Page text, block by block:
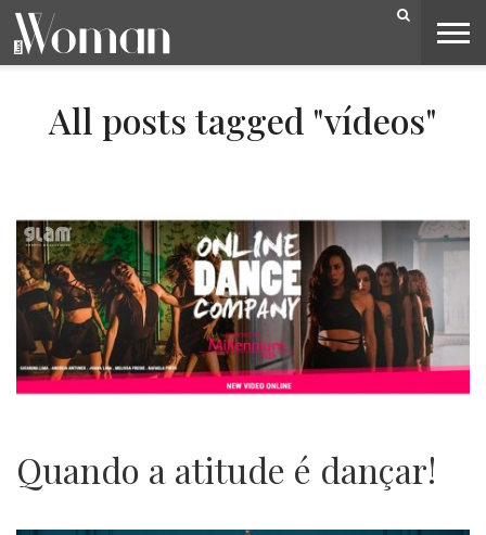
BELEZA
CAPA
LIFESTYLE
MODA
OPINIÃO
PESSOAS
SOCIEDADE
VIDEOS
All posts tagged "vídeos"
Quando a atitude é dançar!